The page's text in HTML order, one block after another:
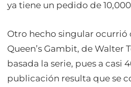
ya tiene un pedido de
Otro hecho singular ocurrió
Queen’s Gambit, de Walter
basada la serie, pues a casi
publicación resulta que se